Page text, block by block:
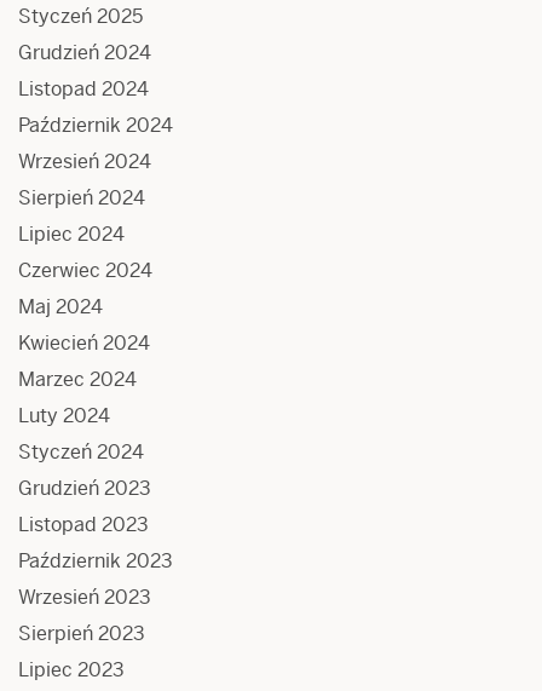
Styczeń 2025
Grudzień 2024
Listopad 2024
Październik 2024
Wrzesień 2024
Sierpień 2024
Lipiec 2024
Czerwiec 2024
Maj 2024
Kwiecień 2024
Marzec 2024
Luty 2024
Styczeń 2024
Grudzień 2023
Listopad 2023
Październik 2023
Wrzesień 2023
Sierpień 2023
Lipiec 2023